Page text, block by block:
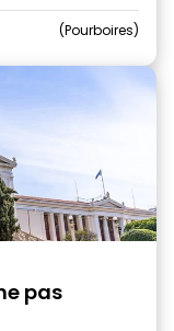
Pourboires
pas